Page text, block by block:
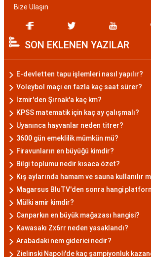
Bize Ulaşın
SON EKLENEN YAZILAR
E-devletten tapu işlemleri nasıl yapılır?
Voleybol maçı en fazla kaç saat sürer?
İzmir'den Şırnak'a kaç km?
KPSS matematik için kaç ay çalışmalı?
Uyanınca hayvanlar neden titrer?
3600 gün emeklilik mümkün mü?
Firavunların en büyüğü kimdir?
Bilgi toplumu nedir kısaca özet?
Kış aylarında hamam ve sauna kullanılır
Magarsus BluTV'den sonra hangi
Mülki amir kimdir?
Canparkın en büyük mağazası hangisi?
Kawasakı Zx6rr neden yasaklandı?
Arabadaki nem giderici nedir?
Zielinski Napoli'de kaç şampiyonluk